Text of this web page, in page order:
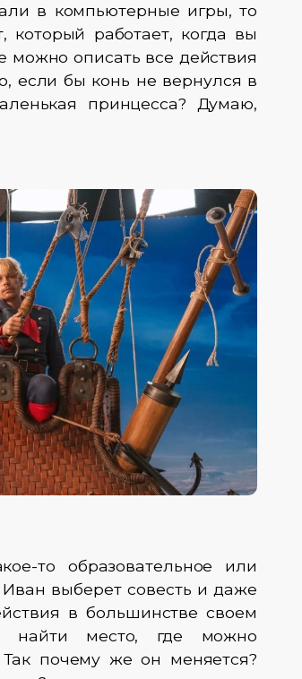
в компьютерные игры, то
который работает, когда вы
можно описать все действия
если бы конь не вернулся в
принцесса? Думаю,
то образовательное или
Иван выберет совесть и даже
в большинстве своем
найти место, где можно
Так почему же он меняется?